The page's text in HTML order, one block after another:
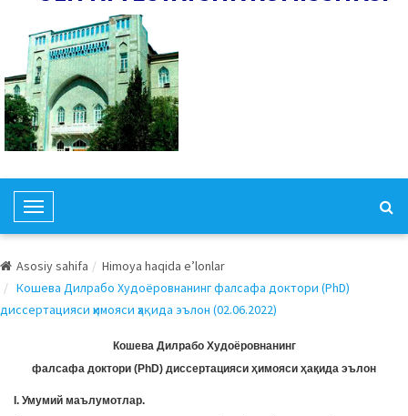
T
o
g
l
e
a
i
Asosiy sahifa
Himoya haqida e’lonlar
Кошева Дилрабо Худоёровнанинг фалсафа доктори (PhD)
диссертацияси ҳимояси ҳақида эълон (02.06.2022)
Кошева Дилрабо Худоёровнанинг
фалсафа доктори (PhD) диссертацияси ҳимояси ҳақида эълон
I. Умумий маълумотлар.